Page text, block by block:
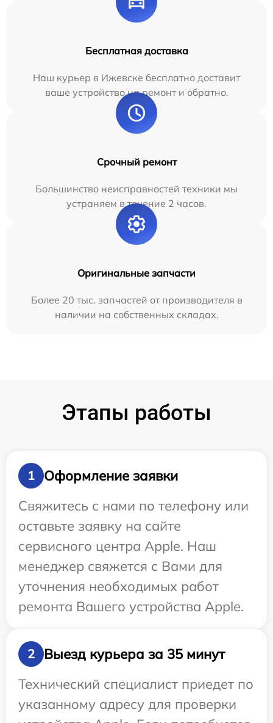
Бесплатная доставка
Наш курьер в Ижевске бесплатно доставит
ваше устройство на ремонт и обратно.
Срочный ремонт
Большинство неисправностей техники мы
устраняем в течение 2 часов.
Оригинальные запчасти
Более 20 тыс. запчастей от производителя в
наличии на собственных складах.
Этапы работы
1
Оформление заявки
Свяжитесь с нами по телефону или
оставьте заявку на сайте
сервисного центра Apple. Наш
менеджер свяжется с Вами для
уточнения необходимых работ
ремонта Вашего устройства Apple.
2
Выезд курьера за 35 минут
Технический специалист приедет по
указанному адресу для проверки